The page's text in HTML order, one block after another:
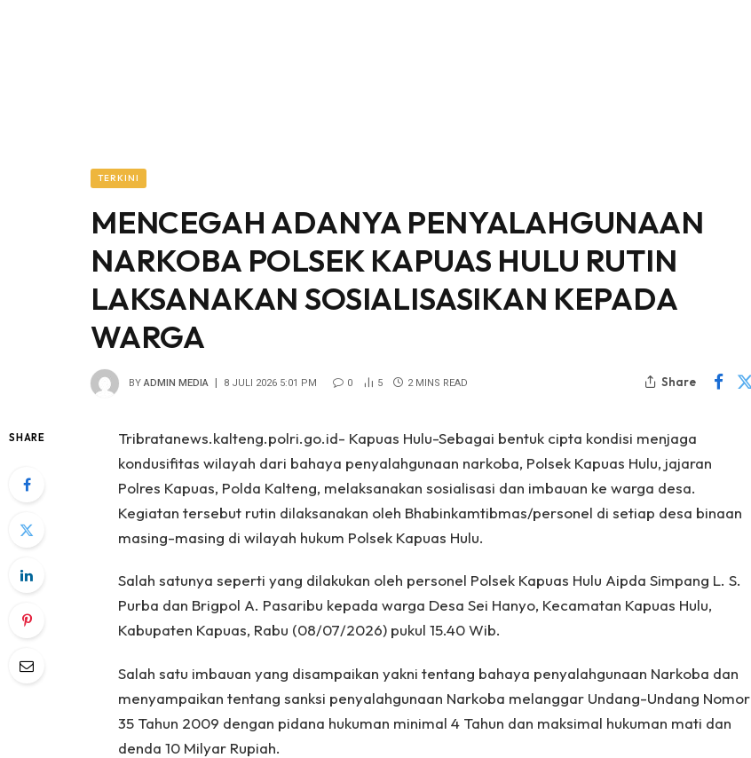
TERKINI
MENCEGAH ADANYA PENYALAHGUNAAN
NARKOBA POLSEK KAPUAS HULU RUTIN
LAKSANAKAN SOSIALISASIKAN KEPADA
WARGA
BY ADMIN MEDIA 8 JULI 2026 5:01 PM 0 5 2 MINS READ Share
SHARE
Tribratanews.kalteng.polri.go.id- Kapuas Hulu-Sebagai bentuk cipta kondisi menjaga
kondusifitas wilayah dari bahaya penyalahgunaan narkoba, Polsek Kapuas Hulu, jajaran
Polres Kapuas, Polda Kalteng, melaksanakan sosialisasi dan imbauan ke warga desa.
Kegiatan tersebut rutin dilaksanakan oleh Bhabinkamtibmas/personel di setiap desa binaan
masing-masing di wilayah hukum Polsek Kapuas Hulu.
Salah satunya seperti yang dilakukan oleh personel Polsek Kapuas Hulu Aipda Simpang L. S.
Purba dan Brigpol A. Pasaribu kepada warga Desa Sei Hanyo, Kecamatan Kapuas Hulu,
Kabupaten Kapuas, Rabu (08/07/2026) pukul 15.40 Wib.
Salah satu imbauan yang disampaikan yakni tentang bahaya penyalahgunaan Narkoba dan
menyampaikan tentang sanksi penyalahgunaan Narkoba melanggar Undang-Undang Nomor
35 Tahun 2009 dengan pidana hukuman minimal 4 Tahun dan maksimal hukuman mati dan
denda 10 Milyar Rupiah.